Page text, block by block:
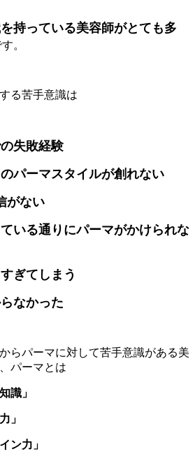
持っている美容師がとても多
。
る苦手意識は
失敗経験
パーマスタイルが創れない
がない
いる通りにパーマがかけられな
ぎてしまう
なかった
らパーマに対して苦手意識がある美
パーマとは
知識」
力」
ン力」